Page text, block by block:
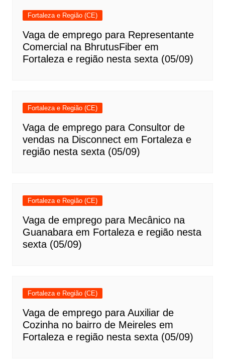
Fortaleza e Região (CE)
Vaga de emprego para Representante
Comercial na BhrutusFiber em
Fortaleza e região nesta sexta (05/09)
Fortaleza e Região (CE)
Vaga de emprego para Consultor de
vendas na Disconnect em Fortaleza e
região nesta sexta (05/09)
Fortaleza e Região (CE)
Vaga de emprego para Mecânico na
Guanabara em Fortaleza e região nesta
sexta (05/09)
Fortaleza e Região (CE)
Vaga de emprego para Auxiliar de
Cozinha no bairro de Meireles em
Fortaleza e região nesta sexta (05/09)